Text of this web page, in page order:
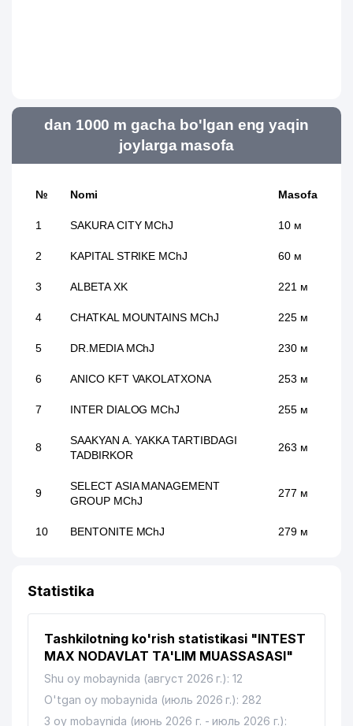
dan 1000 m gacha bo'lgan eng yaqin
joylarga masofa
№ Nomi Masofa
1 SAKURA CITY MChJ 10 м
2 KAPITAL STRIKE MChJ 60 м
3 ALBETA XK 221 м
4 CHATKAL MOUNTAINS MChJ 225 м
5 DR.MEDIA MChJ 230 м
6 ANICO KFT VAKOLATXONA 253 м
7 INTER DIALOG MChJ 255 м
8
SAAKYAN A. YAKKA TARTIBDAGI
TADBIRKOR
263 м
9
SELECT ASIA MANAGEMENT
GROUP MChJ
277 м
10 BENTONITE MChJ 279 м
12
MINTAQAL ELEKTRIK TARMOQLARI
13 ENERGIYA DISPETCHER MARKAZI 348 м
15 AGATA IMPEX LIMITED MChJ
Statistika
Tashkilotning ko'rish statistikasi "INTEST
MAX NODAVLAT TA'LIM MUASSASASI"
Shu oy mobaynida (август 2026 г.): 12
O'tgan oy mobaynida (июль 2026 г.): 282
3 oy mobaynida (июнь 2026 г. - июль 2026 г.):